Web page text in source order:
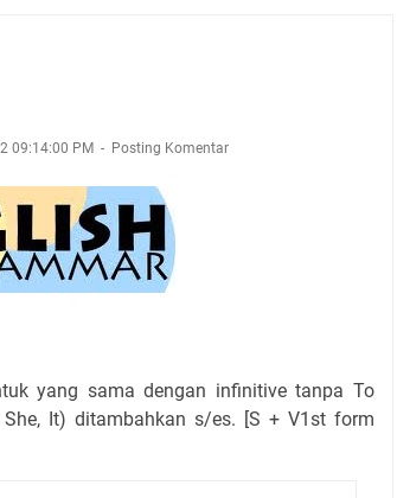
09:14:00 PM Posting Komentar
yang sama dengan infinitive tanpa To
It) ditambahkan s/es. [S + V1st form